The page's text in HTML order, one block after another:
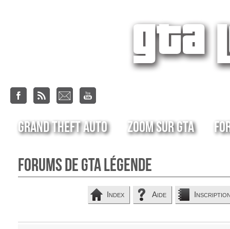
Grand Theft Auto Zoom sur GTA
Forums de GTA Légende
Index Aide